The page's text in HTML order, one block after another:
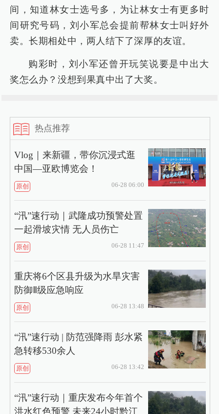
间，知道林女士选号多，为让林女士有更多时
间研究号码，刘小军总会提前帮林女士叫好外
卖。长期相处中，两人结下了深厚的友谊。
购彩时，刘小军还曾开玩笑说要是中出大
奖怎么办？没想到果真中出了大奖。
热点推荐
Vlog｜来新疆，带你沉浸式逛
中国—亚欧博览会！
原创 06-28 06:00
“汛”速行动｜武隆成功预警处置
一起滑坡灾情 无人员伤亡
原创 06-28 11:47
重庆将6个区县升级为水旱灾害
防御Ⅱ级应急响应
原创 06-28 13:48
“汛”速行动 | 防范强降雨 彭水紧
急转移530余人
原创 06-28 13:42
“汛”速行动｜重庆发布今年首个
洪水红色预警 未来24小时黔江